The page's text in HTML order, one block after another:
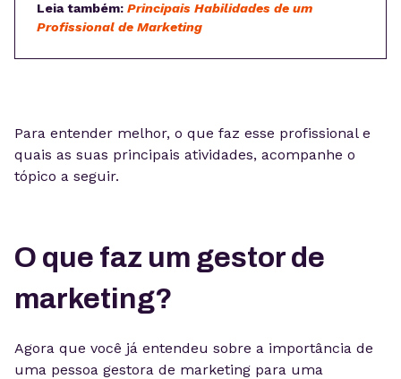
Leia também: Principais Habilidades de um
Profissional de Marketing
Para entender melhor, o que faz esse profissional e
quais as suas principais atividades, acompanhe o
tópico a seguir.
O que faz um gestor de
marketing?
Agora que você já entendeu sobre a importância de
uma pessoa gestora de marketing para uma